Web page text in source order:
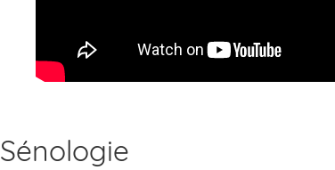
Sénologie